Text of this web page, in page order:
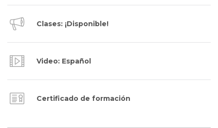
Clases: ¡Disponible!
Video: Español
Certificado de formación